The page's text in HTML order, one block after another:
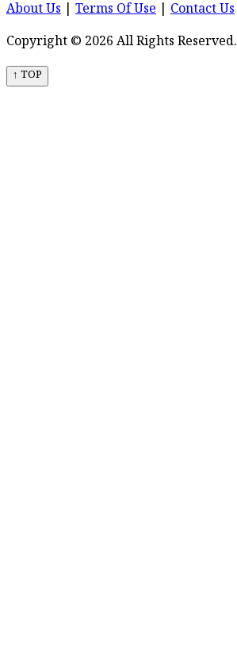
About Us | Terms Of Use | Contact Us
Copyright © 2026 All Rights Reserved.
↑ TOP